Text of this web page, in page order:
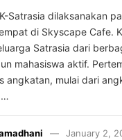
Satrasia dilaksanakan
di Skyscape Cafe.
Satrasia dari
mahasiswa aktif.
angkatan, mulai dari
January 2,